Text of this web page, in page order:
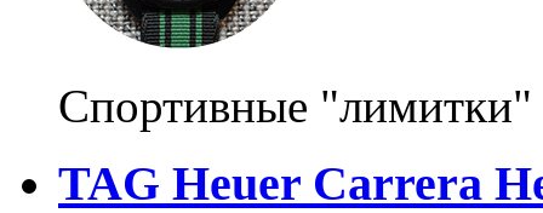
Спортивные "лимитки"
TAG Heuer Carrera